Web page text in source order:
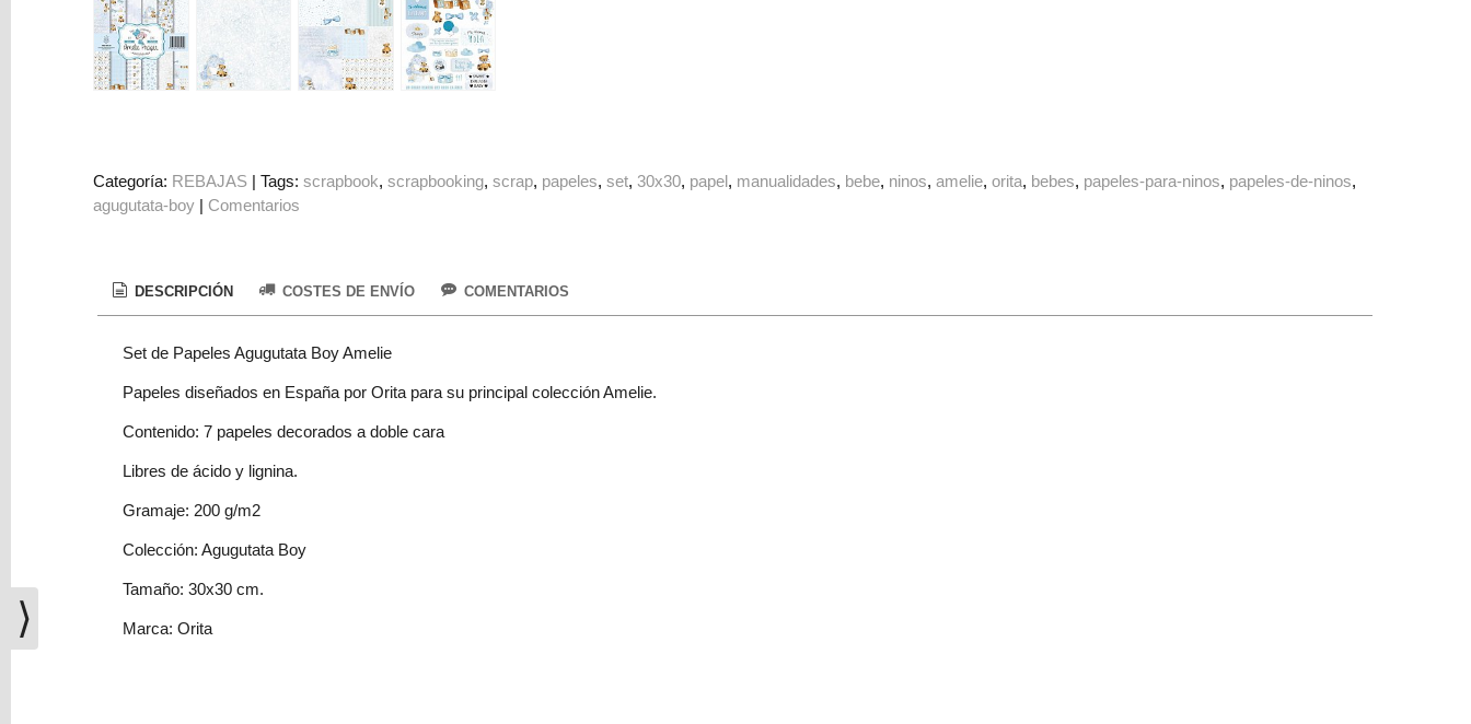
Figuras
3D
Carrito
compra
Categoría: REBAJAS |Tags:scrapbook scrapbooking scrap papeles set 30x30 papel manualidades bebe ninos amelie orita bebes papeles-para-ninos papeles-de-ninos
agugutata-boy | Comentarios
DESCRIPCIÓN COSTES DE ENVÍO COMENTARIOS
Set de Papeles Agugutata Boy Amelie
Papeles diseñados en España por Orita para su principal colección Amelie.
Contenido: 7 papeles decorados a doble cara
Libres de ácido y lignina.
Gramaje: 200 g/m2
Colección: Agugutata Boy
Tamaño: 30x30 cm.
Marca: Orita
⟩